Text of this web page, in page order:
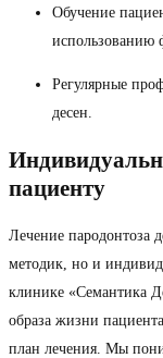
Обучение
использованию
Регулярные
десен.
пациенту
Лечение пародонтоза
методик, но и
клинике «Семантика
образа жизни
план лечения. Мы